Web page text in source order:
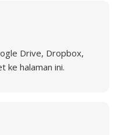
Drive, Dropbox,
ke halaman ini.